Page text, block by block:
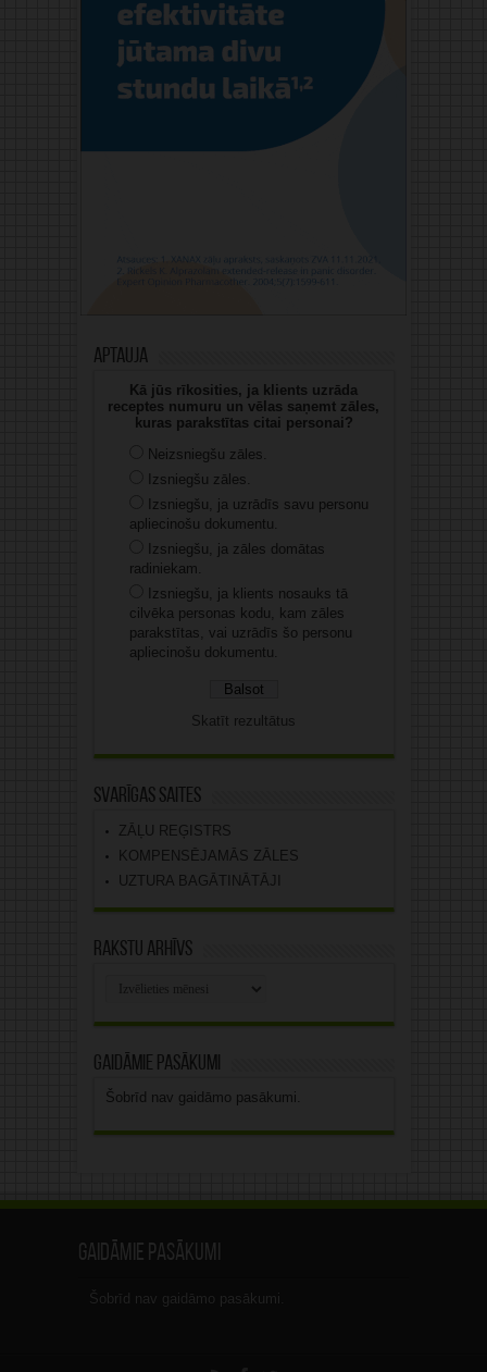
Aptauja
Kā jūs rīkosities, ja klients uzrāda
receptes numuru un vēlas saņemt zāles,
kuras parakstītas citai personai?
Neizsniegšu zāles.
Izsniegšu zāles.
Izsniegšu, ja uzrādīs savu personu
apliecinošu dokumentu.
Izsniegšu, ja zāles domātas
radiniekam.
Izsniegšu, ja klients nosauks tā
cilvēka personas kodu, kam zāles
parakstītas, vai uzrādīs šo personu
apliecinošu dokumentu.
Skatīt rezultātus
Svarīgas saites
ZĀĻU REĢISTRS
KOMPENSĒJAMĀS ZĀLES
UZTURA BAGĀTINĀTĀJI
Rakstu arhīvs
Gaidāmie pasākumi
Šobrīd nav gaidāmo pasākumi.
Gaidāmie pasākumi
Šobrīd nav gaidāmo pasākumi.